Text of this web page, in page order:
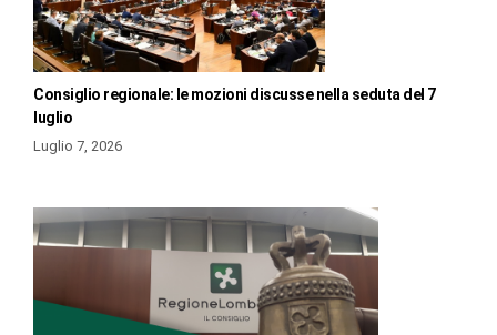
Consiglio regionale: le mozioni discusse nella seduta del 7
luglio
Luglio 7, 2026